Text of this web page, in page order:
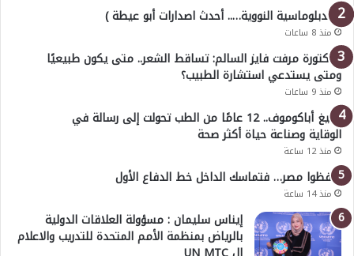
( الدبلوماسية النووية….. أحدث اصدارات أبو عيطة )
منذ 8 ساعات
الدكتورة مرفت فايز السالم: تساقط الشعر.. متى يكون طبيعيًا
ومتى يستدعي استشارة الطبيب؟
منذ 9 ساعات
أوليغ أباكوموف.. 12 عامًا من الطب تحولت إلى رسالة في
الوقاية وصناعة حياة أكثر صحة
منذ 12 ساعة
احفظوا مصر… فتماسك الداخل خط الدفاع الأول
منذ 14 ساعة
إيناس سليمان : مسؤولة العلاقات الدولية
بالرياض بمنظمة الأمم المتحدة للتدريب والاعلام